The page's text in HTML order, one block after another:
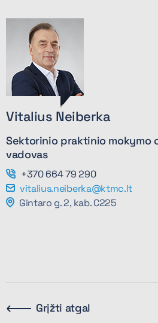
Vitalius Neiberka
Sektorinio praktinio mokymo
vadovas
+370 664 79 290
vitalius.neiberka@ktmc.lt
Gintaro g. 2, kab. C225
Grįžti atgal